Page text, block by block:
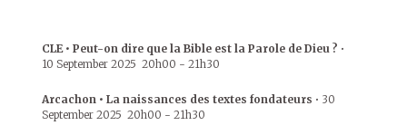
CLE • Peut-on dire que la Bible est la Parole de Dieu ? •
10 September 2025 20h00 - 21h30
Arcachon • La naissances des textes fondateurs • 30
September 2025 20h00 - 21h30